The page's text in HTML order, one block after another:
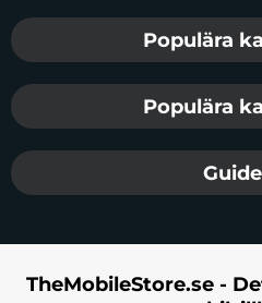
Populära
Populära
TheMobileStore.se -